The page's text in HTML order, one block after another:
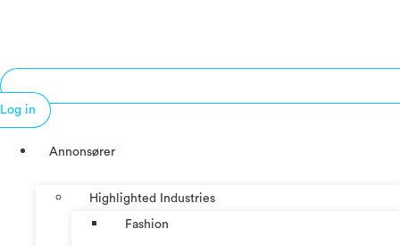
Log in
Annonsører
Highlighted Industries
Fashion